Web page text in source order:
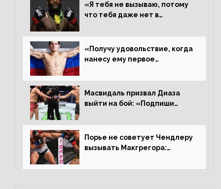
«Я тебя не вызываю, потому
что тебя даже нет в
пауза», сообщает Стерлинг
ответил Сехудо
«Получу удовольствие, когда
нанесу ему первое
Иге – про бой с Евлоевым
Масвидаль призвал Диаза
выйти на бой: «Подпиши
повторим»
Порье не советует Чендлеру
вызывать Макгрегора:
каждом бою, а Конор умеет